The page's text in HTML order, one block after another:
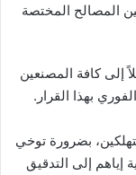
المصالح المختصة
إلى كافة المصنعين
بهذا القرار.
بضرورة توخي
إياهم إلى التدقيق